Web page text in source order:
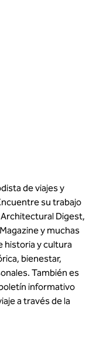
de viajes y
su trabajo
Digest,
y muchas
historia y cultura
bienestar,
También es
informativo
a través de la